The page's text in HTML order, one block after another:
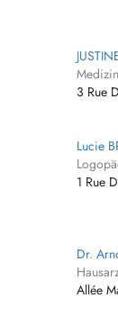
3 Rue
Lucie
1 Rue
Dr.
Allée